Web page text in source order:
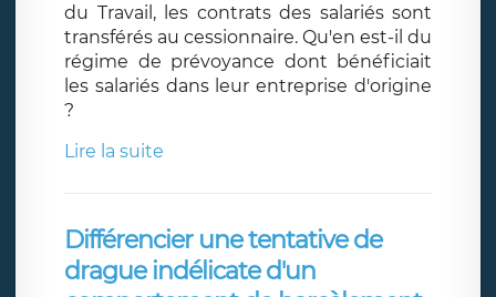
du Travail, les contrats des salariés sont
transférés au cessionnaire. Qu'en est-il du
régime de prévoyance dont bénéficiait
les salariés dans leur entreprise d'origine
?
Lire la suite
Différencier une tentative de
drague indélicate d'un